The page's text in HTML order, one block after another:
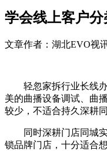
学会线上客户
文章作者：湖北EVO视
轻忽家拆行业长线办
美的曲播设备调试、曲
较少，不适合持久深耕
同时深耕门店同城实
锁品牌门店，十分适合